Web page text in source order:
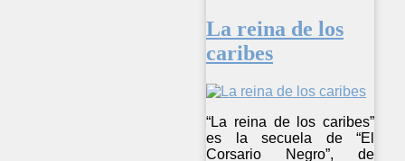
La reina de los
caribes
“La reina de los caribes”
es la secuela de “El
Corsario Negro”, de